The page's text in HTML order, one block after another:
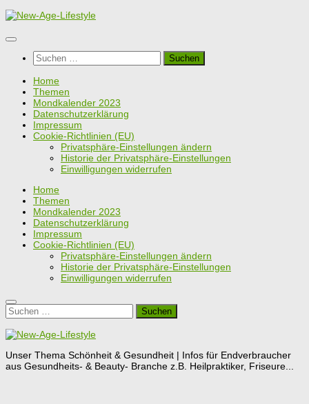
Zum
springen
Suchen
nach:
Home
Themen
Mondkalender 2023
Datenschutzerklärung
Impressum
Cookie-Richtlinien (EU)
Privatsphäre-Einstellungen ändern
Historie der Privatsphäre-Einstellungen
Einwilligungen widerrufen
Home
Themen
Mondkalender 2023
Datenschutzerklärung
Impressum
Cookie-Richtlinien (EU)
Privatsphäre-Einstellungen ändern
Historie der Privatsphäre-Einstellungen
Einwilligungen widerrufen
Suchen
nach:
Unser Thema Schönheit & Gesundheit | Infos für Endverbraucher
aus Gesundheits- & Beauty- Branche z.B. Heilpraktiker, Friseure...